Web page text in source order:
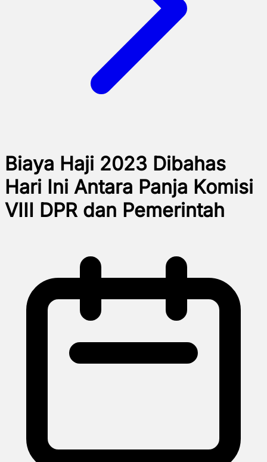
Biaya Haji 2023 Dibahas
Hari Ini Antara Panja Komisi
VIII DPR dan Pemerintah